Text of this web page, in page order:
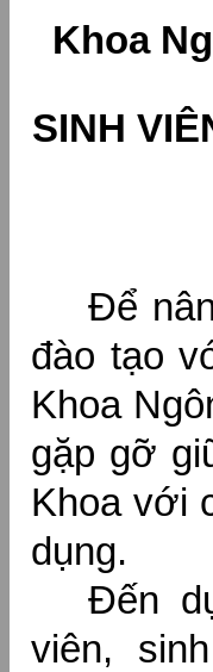
Khoa
SINH
Để
đào tạo
Khoa
gặp gỡ
Khoa với
dụng.
Đến
viên,